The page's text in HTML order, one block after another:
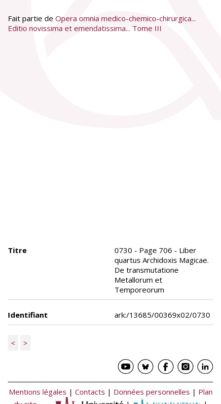
Fait partie de Opera omnia medico-chemico-chirurgica...
Editio novissima et emendatissima... Tome III
Titre
0730 - Page 706 - Liber
quartus Archidoxis Magicae.
De transmutatione
Metallorum et
Temporeorum
Identifiant ark:/13685/00369x02/0730
< >
Mentions légales | Contacts | Données personnelles | Plan